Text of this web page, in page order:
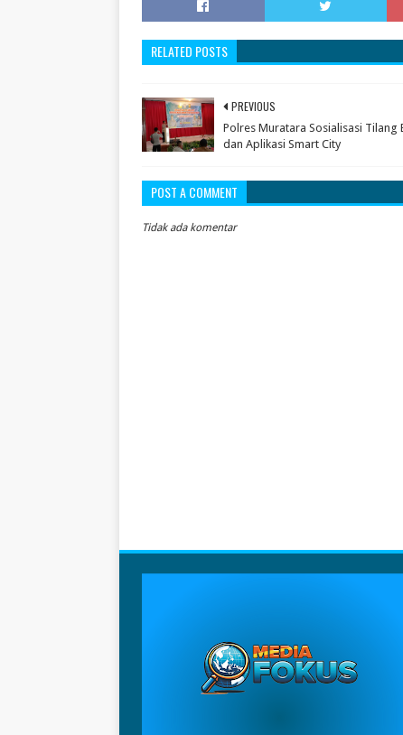
RELATED POSTS
PREVIOUS
Polres Muratara Sosialisasi Tilang
dan Aplikasi Smart City
POST A COMMENT
Tidak ada komentar